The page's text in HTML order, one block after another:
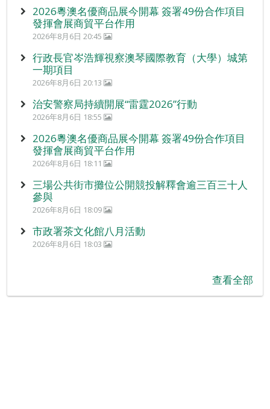
2026粵澳名優商品展今開幕 簽署49份合作項目
發揮會展商貿平台作用
2026年8月6日 20:45
行政長官岑浩輝視察澳琴國際教育（大學）城第
一期項目
2026年8月6日 20:13
治安警察局持續開展“雷霆2026”行動
2026年8月6日 18:55
2026粵澳名優商品展今開幕 簽署49份合作項目
發揮會展商貿平台作用
2026年8月6日 18:11
三場公共街市攤位公開競投解釋會逾三百三十人
參與
2026年8月6日 18:09
市政署茶文化館八月活動
2026年8月6日 18:03
查看全部